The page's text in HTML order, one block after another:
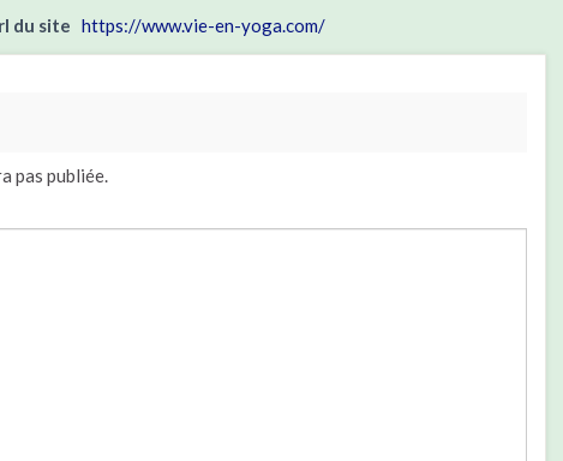
du site https://www.vie-en-yoga.com/
pas publiée.